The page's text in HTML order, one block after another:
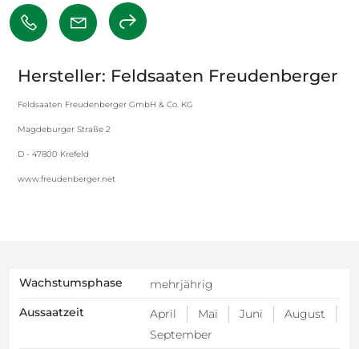
Hersteller: Feldsaaten Freudenberger
Feldsaaten Freudenberger GmbH & Co. KG
Magdeburger Straße 2
D - 47800 Krefeld
www.freudenberger.net
Wachstumsphase
mehrjährig
Aussaatzeit
April Mai Juni
August
September